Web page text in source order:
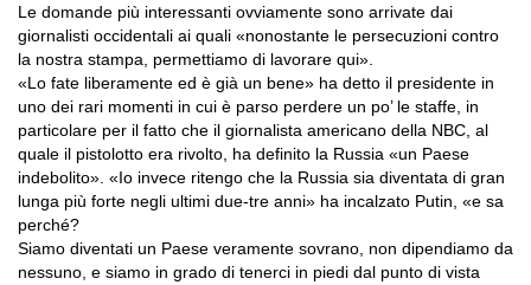
Le domande più interessanti ovviamente sono arrivate dai
giornalisti occidentali ai quali «nonostante le persecuzioni contro
la nostra stampa, permettiamo di lavorare qui».
«Lo fate liberamente ed è già un bene» ha detto il presidente in
uno dei rari momenti in cui è parso perdere un po’ le staffe, in
particolare per il fatto che il giornalista americano della NBC, al
quale il pistolotto era rivolto, ha definito la Russia «un Paese
indebolito». «Io invece ritengo che la Russia sia diventata di gran
lunga più forte negli ultimi due-tre anni» ha incalzato Putin, «e sa
perché?
Siamo diventati un Paese veramente sovrano, non dipendiamo da
nessuno, e siamo in grado di tenerci in piedi dal punto di vista